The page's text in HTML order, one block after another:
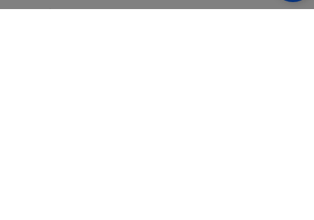
Montag bis Freitag: